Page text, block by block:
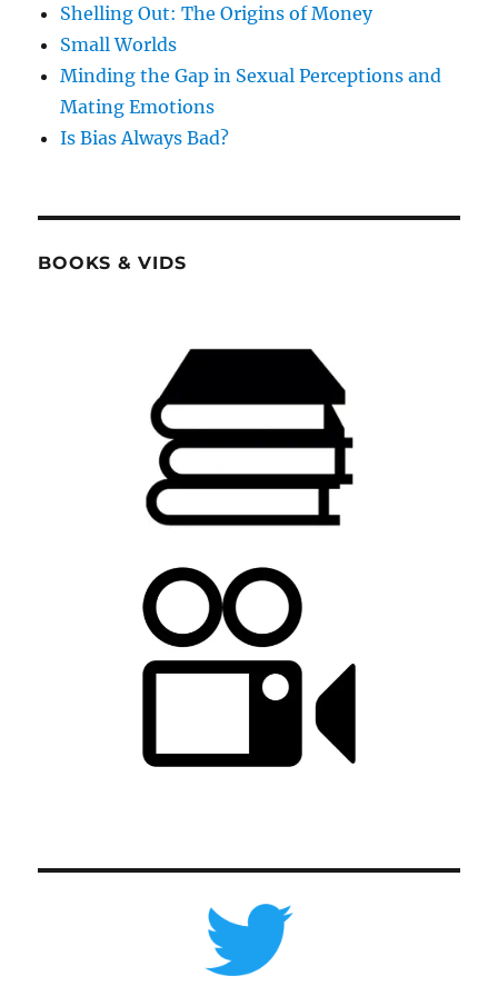
Shelling Out: The Origins of Money
Small Worlds
Minding the Gap in Sexual Perceptions and
Mating Emotions
Is Bias Always Bad?
BOOKS & VIDS